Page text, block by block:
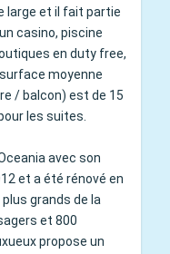
large et il fait partie
casino, piscine
en duty free,
moyenne
/ balcon) est de 15
les suites.
avec son
et a été rénové en
grands de la
et 800
propose un